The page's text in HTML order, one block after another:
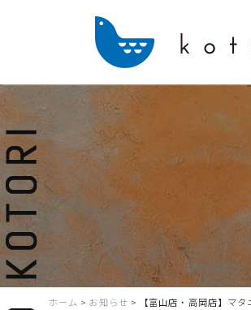
ホーム > お知らせ > 【富山店・高岡店】マ